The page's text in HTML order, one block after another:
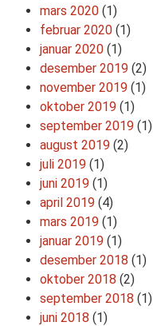
mars 2020 (1)
februar 2020 (1)
januar 2020 (1)
desember 2019 (2)
november 2019 (1)
oktober 2019 (1)
september 2019 (1)
august 2019 (2)
juli 2019 (1)
juni 2019 (1)
april 2019 (4)
mars 2019 (1)
januar 2019 (1)
desember 2018 (1)
oktober 2018 (2)
september 2018 (1)
juni 2018 (1)